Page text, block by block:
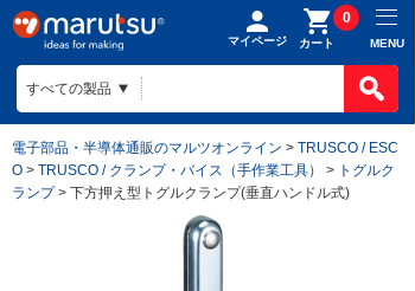
マイページ カート
0
MENU
電子部品・半導体通販のマルツオンライン > TRUSCO / ESC
O > TRUSCO / クランプ・バイス（手作業工具） > トグルク
ランプ> 下方押え型トグルクランプ(垂直ハンドル式)